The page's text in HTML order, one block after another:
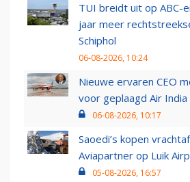
TUI breidt uit op ABC-
jaar meer
Schiphol
06-08-2026, 10:24
Nieuwe ervaren CEO
voor geplaagd Air India
06-08-2026, 10:17
Saoedi’s kopen
Aviapartner op Luik
05-08-2026, 16:57